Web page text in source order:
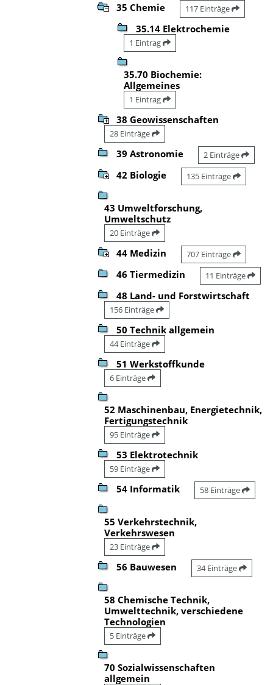
35 Chemie 117 Einträge
35.14 Elektrochemie
1 Eintrag
35.70 Biochemie:
Allgemeines
1 Eintrag
38 Geowissenschaften
28 Einträge
39 Astronomie 2 Einträge
42 Biologie 135 Einträge
43 Umweltforschung,
Umweltschutz
20 Einträge
44 Medizin 707 Einträge
46 Tiermedizin 11 Einträge
48 Land- und Forstwirtschaft
156 Einträge
50 Technik allgemein
44 Einträge
51 Werkstoffkunde
6 Einträge
52 Maschinenbau, Energietechnik,
Fertigungstechnik
95 Einträge
53 Elektrotechnik
59 Einträge
54 Informatik 58 Einträge
55 Verkehrstechnik,
Verkehrswesen
23 Einträge
56 Bauwesen 34 Einträge
58 Chemische Technik,
Umwelttechnik, verschiedene
Technologien
5 Einträge
70 Sozialwissenschaften
allgemein